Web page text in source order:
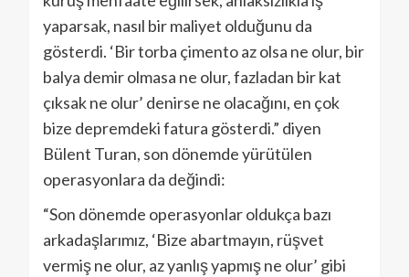
yaparsak, nasıl bir maliyet olduğunu da
gösterdi. ‘Bir torba çimento az olsa ne olur, bir
balya demir olmasa ne olur, fazladan bir kat
çıksak ne olur’ denirse ne olacağını, en çok
bize depremdeki fatura gösterdi.” diyen
Bülent Turan, son dönemde yürütülen
operasyonlara da değindi:
“Son dönemde operasyonlar oldukça bazı
arkadaşlarımız, ‘Bize abartmayın, rüşvet
vermiş ne olur, az yanlış yapmış ne olur’ gibi